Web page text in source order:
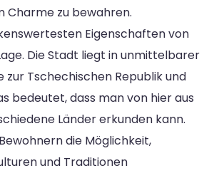
Charme zu bewahren.
Eigenschaften von
Die Stadt liegt in unmittelbarer
zur Tschechischen Republik und
bedeutet, dass man von hier aus
Länder erkunden kann.
die Möglichkeit,
und Traditionen